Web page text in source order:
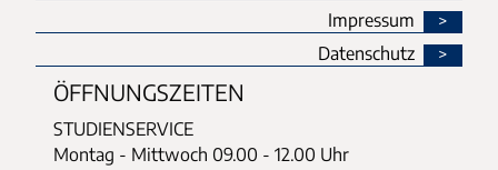
Impressum
Datenschutz
ÖFFNUNGSZEITEN
STUDIENSERVICE
Montag - Mittwoch 09.00 - 12.00 Uhr